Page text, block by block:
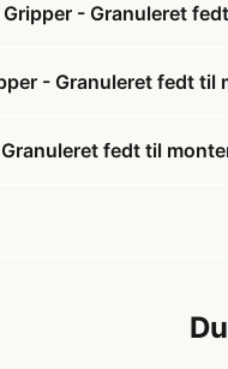
- Granuleret
- Granuleret fedt til
fedt til